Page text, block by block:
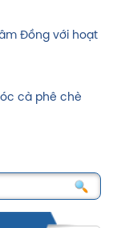
Đồng với hoạt
cà phê chè